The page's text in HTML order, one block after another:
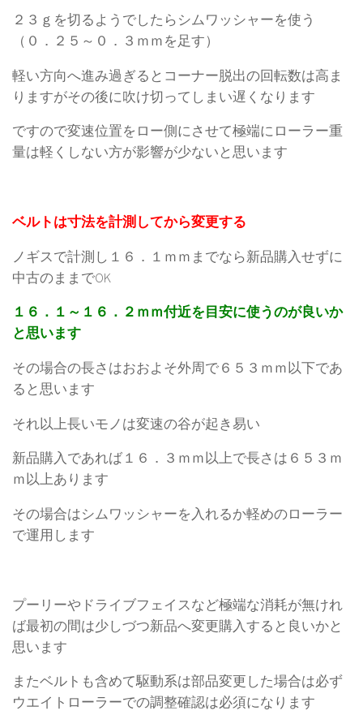
２３ｇを切るようでしたらシムワッシャーを使う
（０．２５～０．３ｍｍを足す）
軽い方向へ進み過ぎるとコーナー脱出の回転数は高ま
りますがその後に吹け切ってしまい遅くなります
ですので変速位置をロー側にさせて極端にローラー重
量は軽くしない方が影響が少ないと思います
ベルトは寸法を計測してから変更する
ノギスで計測し１６．１ｍｍまでなら新品購入せずに
中古のままでOK
１６．１～１６．２ｍｍ付近を目安に使うのが良いか
と思います
その場合の長さはおおよそ外周で６５３ｍｍ以下であ
ると思います
それ以上長いモノは変速の谷が起き易い
新品購入であれば１６．３ｍｍ以上で長さは６５３ｍ
ｍ以上あります
その場合はシムワッシャーを入れるか軽めのローラー
で運用します
プーリーやドライブフェイスなど極端な消耗が無けれ
ば最初の間は少しづつ新品へ変更購入すると良いかと
思います
またベルトも含めて駆動系は部品変更した場合は必ず
ウエイトローラーでの調整確認は必須になります